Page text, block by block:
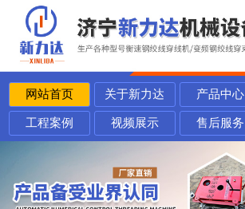
网站首页 关于新力达 产品中心
工程案例 视频展示 售后服务